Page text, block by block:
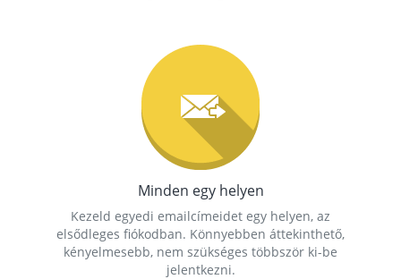
Minden egy helyen
Kezeld egyedi emailcímeidet egy helyen, az
elsődleges fiókodban. Könnyebben áttekinthető,
kényelmesebb, nem szükséges többször ki-be
jelentkezni.